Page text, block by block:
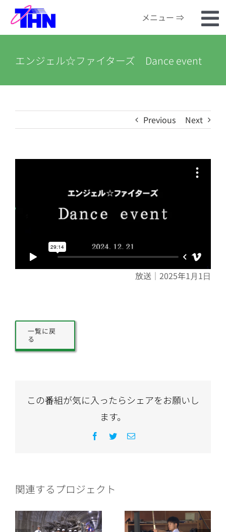
Skip
content
メニュー ⇒
河川カメラ
エンジェル☆ファイターズ Dance event
Previous Next
放送｜2025年1月1日
一覧に戻
る
この番組が気に入ったらシェアをお願いし
ます。
Facebook
Twitter電
関連するプロジェクト